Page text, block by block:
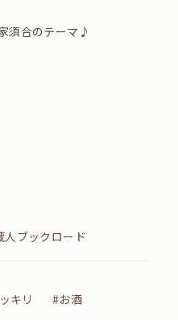
須合のテーマ♪
人ブックロード
キリ
#お酒